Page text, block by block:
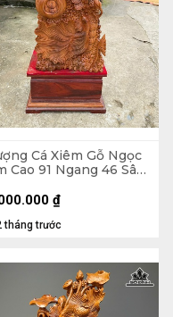
Cá Xiêm Gỗ Ngọc
Cao 91 Ngang 46 Sâu
tháng trước
₫